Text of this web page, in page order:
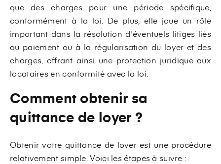
que des charges pour une période spécifique,
conformément à la loi. De plus, elle joue un rôle
important dans la résolution d'éventuels litiges liés
au paiement ou à la régularisation du loyer et des
charges, offrant ainsi une protection juridique aux
locataires en conformité avec la loi.
Comment obtenir sa
quittance de loyer ?
Obtenir votre quittance de loyer est une procédure
relativement simple. Voici les étapes à suivre :